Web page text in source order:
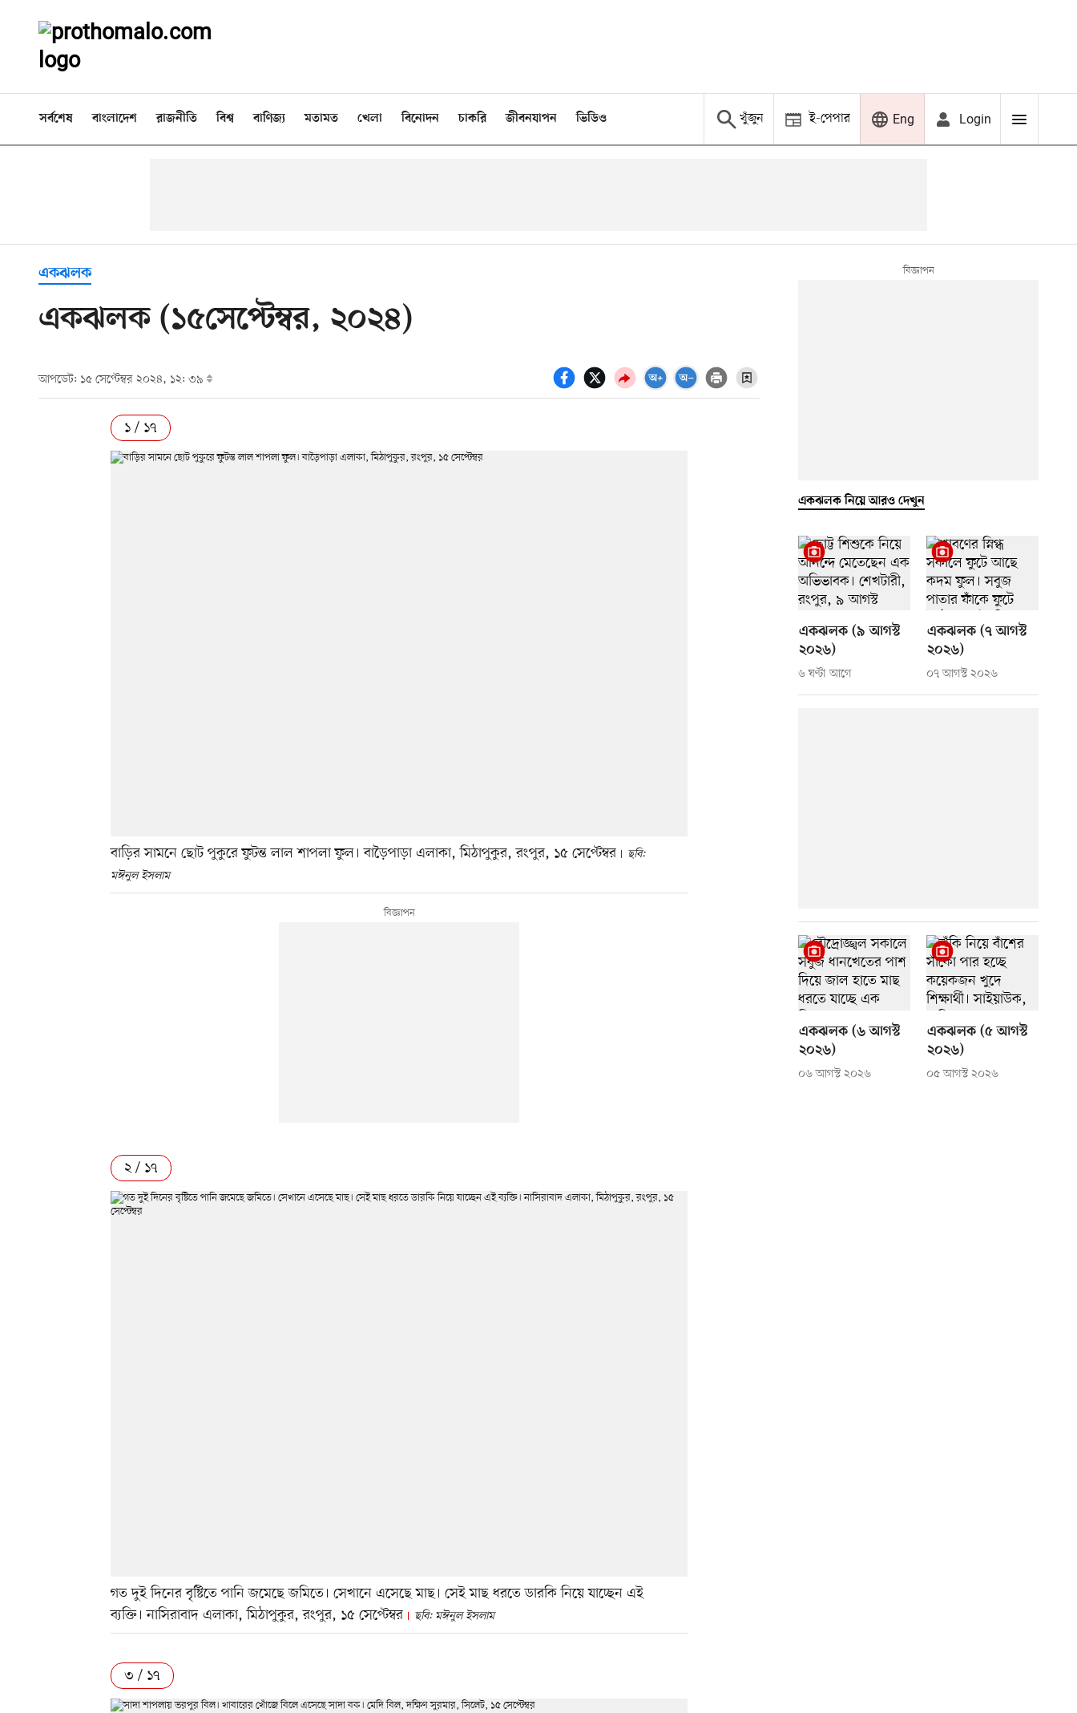
সর্বশেষ বাংলাদেশ রাজনীতি বিশ্ব বাণিজ্য মতামত খেলা বিনোদন চাকরি জীবনযাপন ভিডিও খুঁজুন ই-পেপার Eng Login
একঝলক
একঝলক (১৫সেপ্টেম্বর, ২০২৪)
আপডেট: ১৫ সেপ্টেম্বর ২০২৪, ১২: ৩৯
১ / ১৭
বাড়ির সামনে ছোট পুকুরে ফুটন্ত লাল শাপলা ফুল। বাড়ৈপাড়া এলাকা, মিঠাপুকুর, রংপুর, ১৫ সেপ্টেম্বর
ছবি:
মঈনুল ইসলাম
২ / ১৭
গত দুই দিনের বৃষ্টিতে পানি জমেছে জমিতে। সেখানে এসেছে মাছ। সেই মাছ ধরতে ডারকি নিয়ে যাচ্ছেন এই
ব্যক্তি। নাসিরাবাদ এলাকা, মিঠাপুকুর, রংপুর, ১৫ সেপ্টেম্বর
ছবি: মঈনুল ইসলাম
৩ / ১৭
একঝলক নিয়ে আরও দেখুন
একঝলক (৯ আগস্ট
২০২৬)
৬ ঘণ্টা আগে
একঝলক (৭ আগস্ট
২০২৬)
০৭ আগস্ট ২০২৬
একঝলক (৬ আগস্ট
২০২৬)
০৬ আগস্ট ২০২৬
একঝলক (৫ আগস্ট
২০২৬)
০৫ আগস্ট ২০২৬